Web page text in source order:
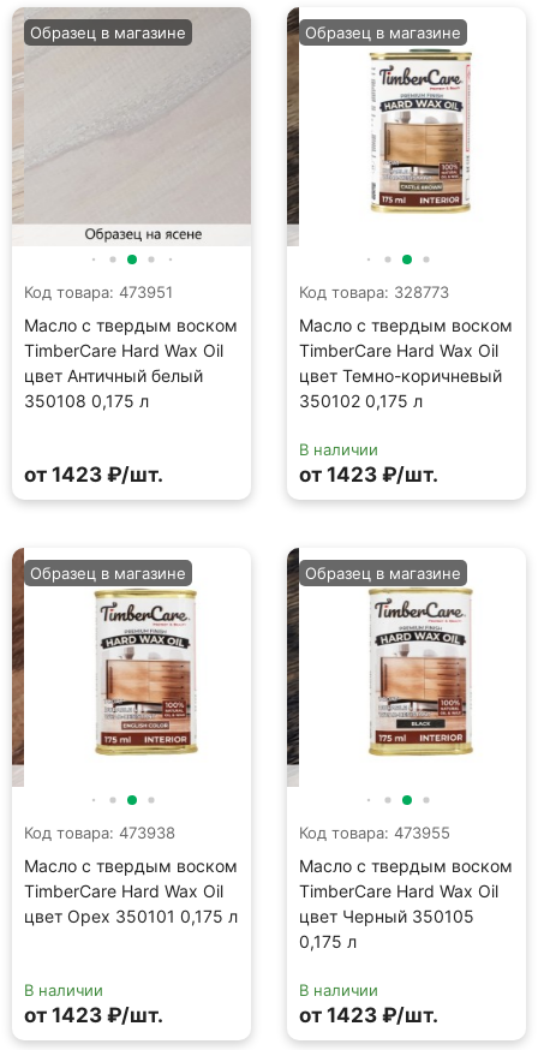
Код товара: 473951
Масло с твердым воском
TimberCare Hard Wax Oil
цвет Античный белый
350108 0,175 л
Образец в магазине
от 1423 ₽/шт.
Код товара: 328773
Масло с твердым воском
TimberCare Hard Wax Oil
цвет Темно-коричневый
350102 0,175 л
Образец в магазине
В наличии
от 1423 ₽/шт.
Код товара: 473938
Масло с твердым воском
TimberCare Hard Wax Oil
цвет Орех 350101 0,175 л
Образец в магазине
В наличии
от 1423 ₽/шт.
Код товара: 473955
Масло с твердым воском
TimberCare Hard Wax Oil
цвет Черный 350105
0,175 л
Образец в магазине
В наличии
от 1423 ₽/шт.